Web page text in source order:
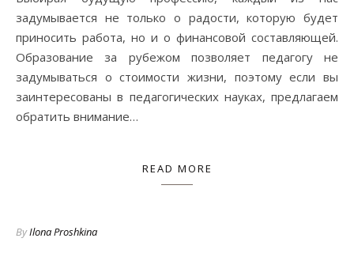
задумывается не только о радости, которую будет
приносить работа, но и о финансовой составляющей.
Образование за рубежом позволяет педагогу не
задумываться о стоимости жизни, поэтому если вы
заинтересованы в педагогических науках, предлагаем
обратить внимание…
READ MORE
ByIlona Proshkina